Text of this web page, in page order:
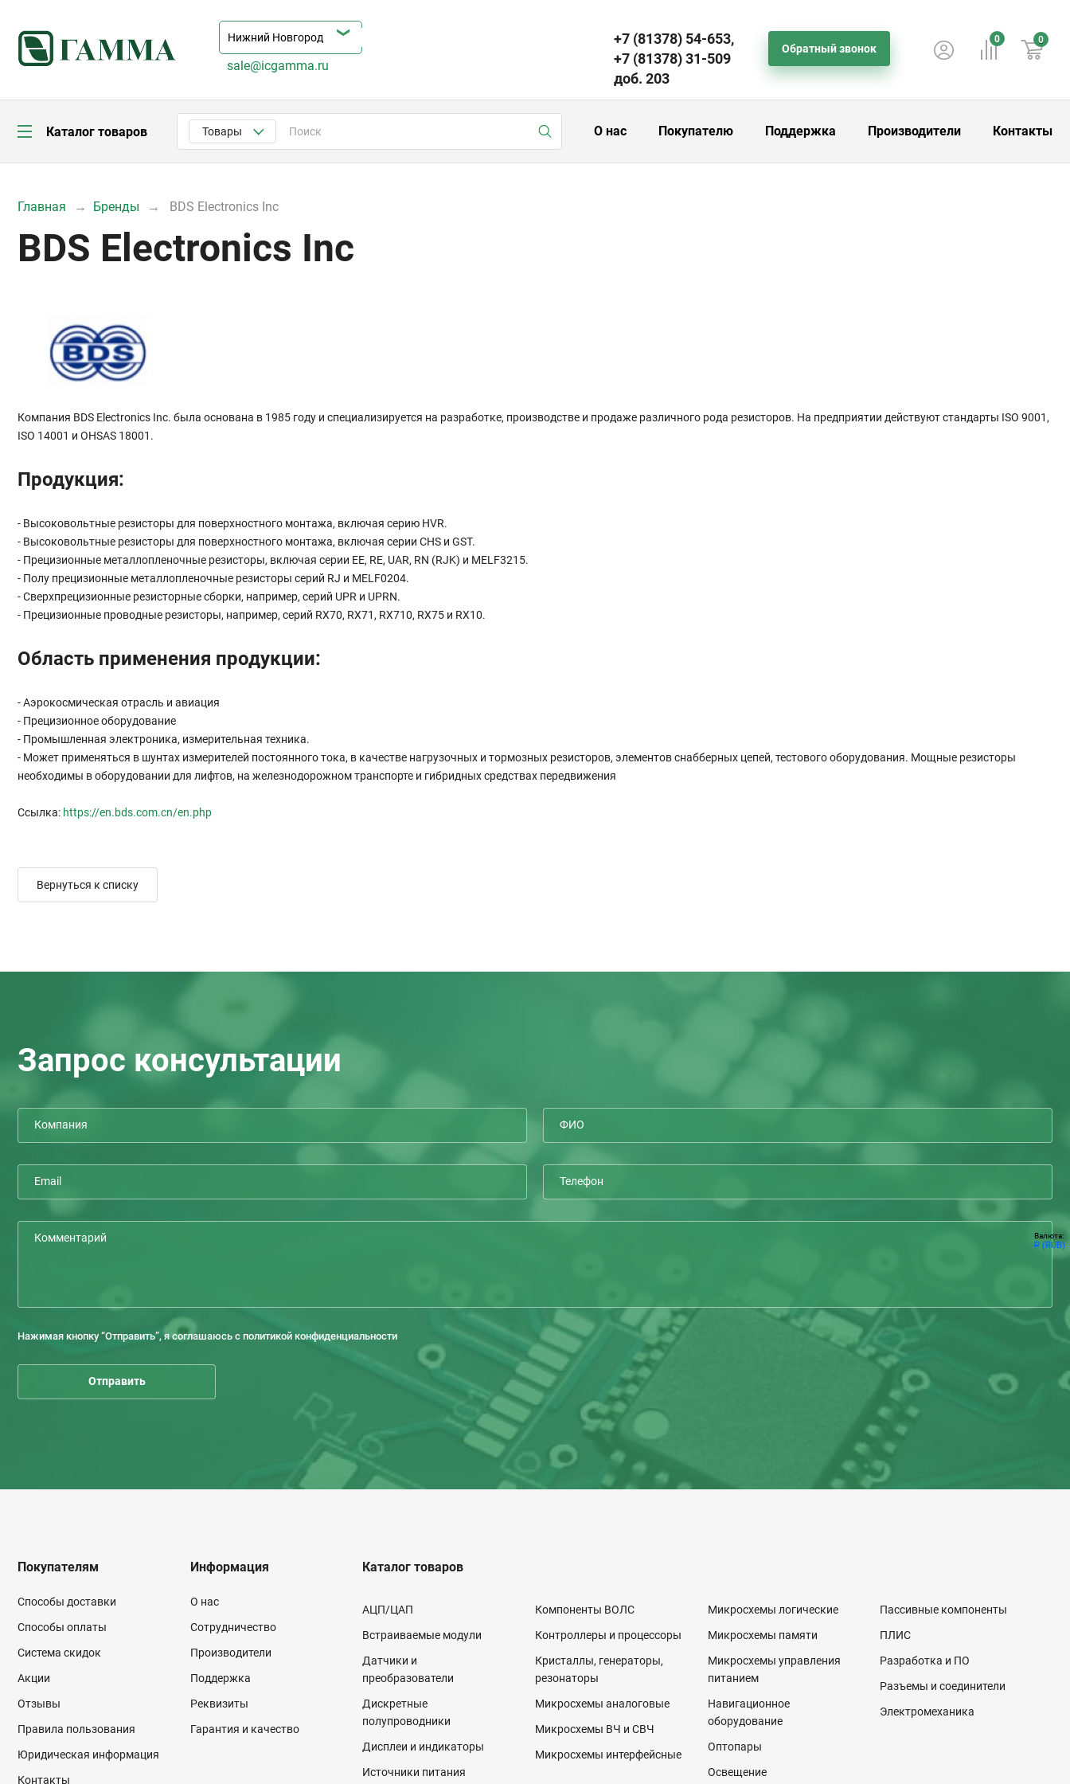
Валюта:
Р (RUB)
+7 (81378) 54-653,
+7 (81378) 31-509
доб. 203
Обратный звонок
sale@icgamma.ru
0 0
Каталог товаров Товары О нас Покупателю Поддержка Производители Контакты
Главная Бренды BDS Electronics Inc
BDS Electronics Inc
Компания BDS Electronics Inc. была основана в 1985 году и специализируется на разработке, производстве и продаже различного рода резисторов. На предприятии действуют стандарты ISO 9001,
ISO 14001 и OHSAS 18001.
Продукция:
- Высоковольтные резисторы для поверхностного монтажа, включая серию HVR.
- Высоковольтные резисторы для поверхностного монтажа, включая серии CHS и GST.
- Прецизионные металлопленочные резисторы, включая серии EE, RE, UAR, RN (RJK) и MELF3215.
- Полу прецизионные металлопленочные резисторы серий RJ и MELF0204.
- Сверхпрецизионные резисторные сборки, например, серий UPR и UPRN.
- Прецизионные проводные резисторы, например, серий RX70, RX71, RX710, RX75 и RX10.
Область применения продукции:
- Аэрокосмическая отрасль и авиация
- Прецизионное оборудование
- Промышленная электроника, измерительная техника.
- Может применяться в шунтах измерителей постоянного тока, в качестве нагрузочных и тормозных резисторов, элементов снабберных цепей, тестового оборудования. Мощные резисторы
необходимы в оборудовании для лифтов, на железнодорожном транспорте и гибридных средствах передвижения
Ссылка: https://en.bds.com.cn/en.php
Вернуться к списку
Запрос консультации
Нажимая кнопку “Отправить”, я соглашаюсь с политикой конфиденциальности
Покупателям
Способы доставки
Способы оплаты
Система скидок
Акции
Отзывы
Правила пользования
Юридическая информация
Контакты
Информация
О нас
Сотрудничество
Производители
Поддержка
Реквизиты
Гарантия и качество
Каталог товаров
АЦП/ЦАП
Встраиваемые модули
Датчики и
преобразователи
Дискретные
полупроводники
Дисплеи и индикаторы
Источники питания
Компоненты ВОЛС
Контроллеры и процессоры
Кристаллы, генераторы,
резонаторы
Микросхемы аналоговые
Микросхемы ВЧ и СВЧ
Микросхемы интерфейсные
Микросхемы логические
Микросхемы памяти
Микросхемы управления
питанием
Навигационное
оборудование
Оптопары
Освещение
Пассивные компоненты
ПЛИС
Разработка и ПО
Разъемы и соединители
Электромеханика